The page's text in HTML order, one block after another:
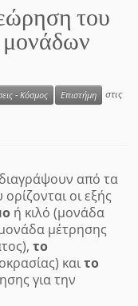
του
μονάδων
- Κόσμος Επιστήμη
στις
από τα
οι εξής
ή κιλό (μονάδα
μέτρησης
το
καιτο
για την